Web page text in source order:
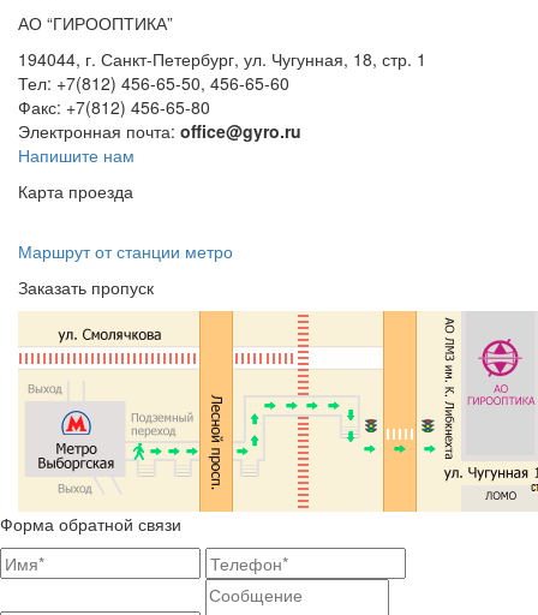
АО “ГИРООПТИКА”
194044, г. Санкт-Петербург, ул. Чугунная, 18, стр. 1
Тел: +7(812) 456-65-50, 456-65-60
Факс: +7(812) 456-65-80
Электронная почта: office@gyro.ru
Напишите нам
Карта проезда
Маршрут от станции метро
Заказать пропуск
Форма обратной связи